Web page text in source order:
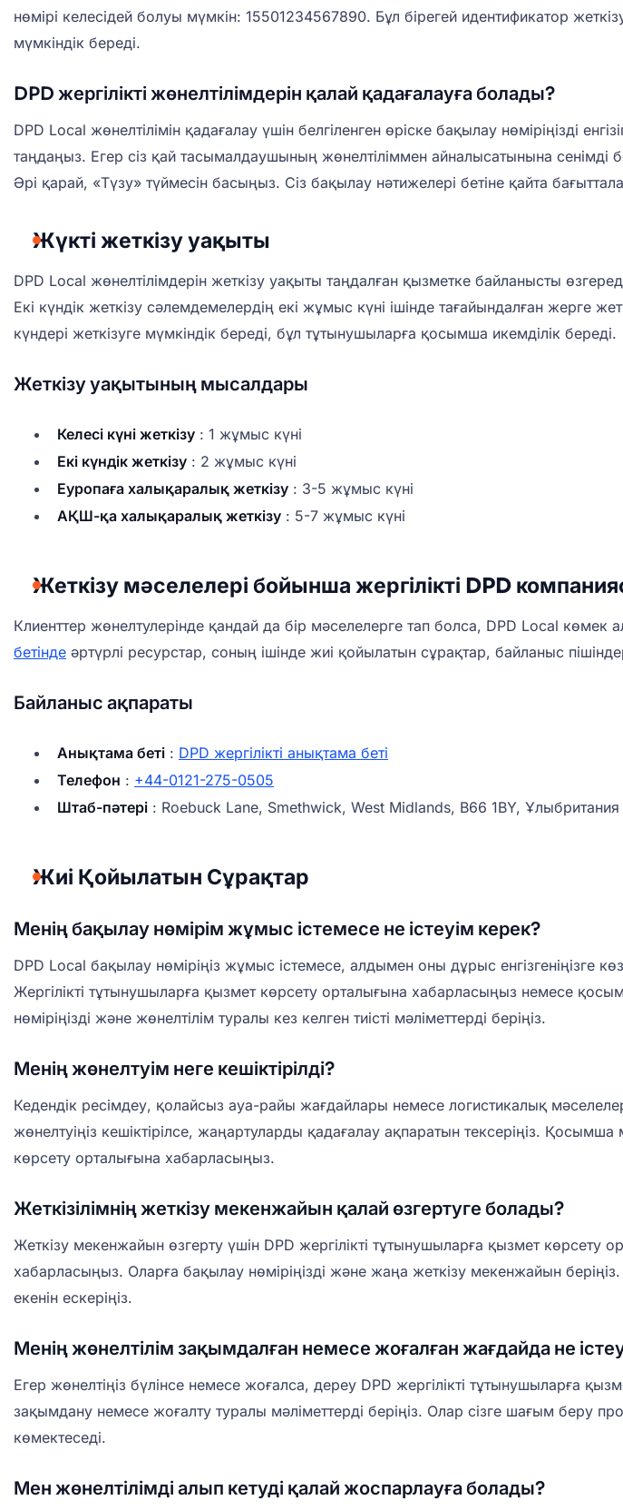
нөмірі келесідей болуы мүмкін: 15501234567890. Бұл бірегей идентификатор
мүмкіндік береді.
DPD жергілікті жөнелтілімдерін қалай қадағалауға болады?
DPD Local жөнелтілімін қадағалау үшін белгіленген өріске бақылау нөміріңізді
таңдаңыз. Егер сіз қай тасымалдаушының жөнелтіліммен айналысатынына
Әрі қарай, «Түзу» түймесін басыңыз. Сіз бақылау нәтижелері бетіне қайта
Жүкті жеткізу уақыты
DPD Local жөнелтілімдерін жеткізу уақыты таңдалған қызметке байланысты
Екі күндік жеткізу сәлемдемелердің екі жұмыс күні ішінде тағайындалған жерге
күндері жеткізуге мүмкіндік береді, бұл тұтынушыларға қосымша икемділік береді.
Жеткізу уақытының мысалдары
Келесі күні жеткізу : 1 жұмыс күні
Екі күндік жеткізу : 2 жұмыс күні
Еуропаға халықаралық жеткізу : 3-5 жұмыс күні
АҚШ-қа халықаралық жеткізу : 5-7 жұмыс күні
Жеткізу мәселелері бойынша жергілікті DPD
Клиенттер жөнелтулерінде қандай да бір мәселелерге тап болса, DPD Local
бетінде әртүрлі ресурстар, соның ішінде жиі қойылатын сұрақтар, байланыс
Байланыс ақпараты
Анықтама беті : DPD жергілікті анықтама беті
Телефон : +44-0121-275-0505
Штаб-пәтері : Roebuck Lane, Smethwick, West Midlands, B66 1BY, Ұлыбритания
Жиі Қойылатын Сұрақтар
Менің бақылау нөмірім жұмыс істемесе не істеуім керек?
DPD Local бақылау нөміріңіз жұмыс істемесе, алдымен оны дұрыс енгізгеніңізге
Жергілікті тұтынушыларға қызмет көрсету орталығына хабарласыңыз немесе
нөміріңізді және жөнелтілім туралы кез келген тиісті мәліметтерді беріңіз.
Менің жөнелтуім неге кешіктірілді?
Кедендік ресімдеу, қолайсыз ауа-райы жағдайлары немесе логистикалық
жөнелтуіңіз кешіктірілсе, жаңартуларды қадағалау ақпаратын тексеріңіз.
көрсету орталығына хабарласыңыз.
Жеткізілімнің жеткізу мекенжайын қалай өзгертуге болады?
Жеткізу мекенжайын өзгерту үшін DPD жергілікті тұтынушыларға қызмет көрсету
хабарласыңыз. Оларға бақылау нөміріңізді және жаңа жеткізу мекенжайын
екенін ескеріңіз.
Менің жөнелтілім зақымдалған немесе жоғалған жағдайда не
Егер жөнелтіңіз бүлінсе немесе жоғалса, дереу DPD жергілікті тұтынушыларға
зақымдану немесе жоғалту туралы мәліметтерді беріңіз. Олар сізге шағым беру
көмектеседі.
Мен жөнелтілімді алып кетуді қалай жоспарлауға болады?